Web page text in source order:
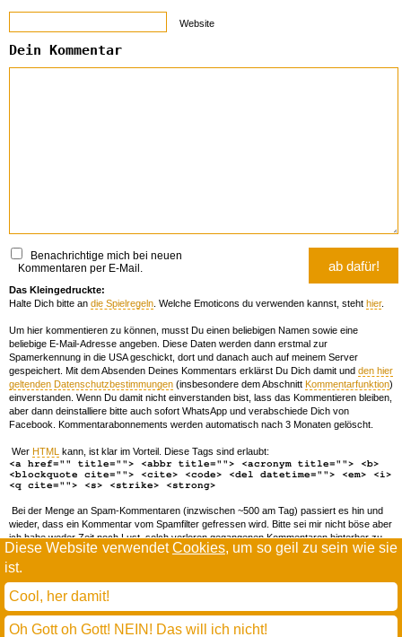
Diese Website verwendetCookies, um so geil zu sein wie sie
ist.
Cool, her damit!
Oh Gott oh Gott! NEIN! Das will ich nicht!
Website
Dein Kommentar
Benachrichtige mich bei neuen
Kommentaren per E-Mail.
Das Kleingedruckte:
Halte Dich bitte an die Spielregeln . Welche Emoticons du verwenden kannst, steht hier.
Um hier kommentieren zu können, musst Du einen beliebigen Namen sowie eine
beliebige E-Mail-Adresse angeben. Diese Daten werden dann erstmal zur
Spamerkennung in die USA geschickt, dort und danach auch auf meinem Server
gespeichert. Mit dem Absenden Deines Kommentars erklärst Du Dich damit und den hier
geltenden Datenschutzbestimmungen (insbesondere dem Abschnitt Kommentarfunktion)
einverstanden. Wenn Du damit nicht einverstanden bist, lass das Kommentieren bleiben,
aber dann deinstalliere bitte auch sofort WhatsApp und verabschiede Dich von
Facebook. Kommentarabonnements werden automatisch nach 3 Monaten gelöscht.
Wer HTML kann, ist klar im Vorteil. Diese Tags sind erlaubt:
<a href="" title=""> <abbr title=""> <acronym title=""> <b>
<blockquote cite=""> <cite> <code> <del datetime=""> <em> <i>
<q cite=""> <s> <strike> <strong>
Bei der Menge an Spam-Kommentaren (inzwischen ~500 am Tag) passiert es hin und
wieder, dass ein Kommentar vom Spamfilter gefressen wird. Bitte sei mir nicht böse aber
ich habe weder Zeit noch Lust, solch verloren gegangenen Kommentaren hinterher zu
forschen. Wenn das öfters passiert, schreib' mir 'ne Mail damit ich dich whitelisten kann.
todamax rennt aufwordpress
(mit minimalen anpassungen in oberlängen und kerning)
* daMaxentgendert nach Hermes Phettberg